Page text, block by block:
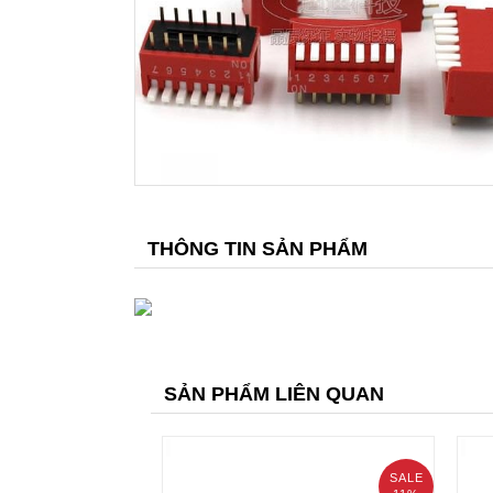
THÔNG TIN SẢN PHẨM
SẢN PHẨM LIÊN QUAN
SALE